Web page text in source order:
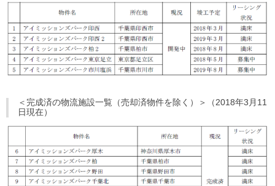
＜完成済の物流施設一覧（売却済物件を除く）＞（2018年3月11
日現在）